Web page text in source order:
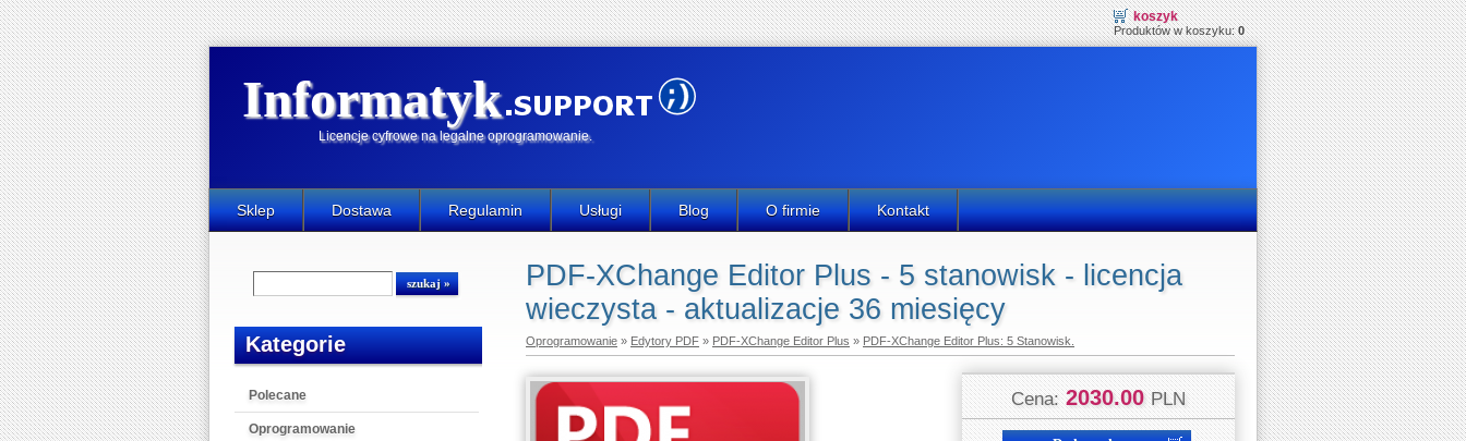
koszyk
Produktów w koszyku:0
Informatyk
Licencje cyfrowe na legalne oprogramowanie.
Sklep Dostawa Regulamin Usługi Blog O firmie Kontakt
Kategorie
Polecane
Oprogramowanie
PDF-XChange Editor Plus - 5 stanowisk - licencja
wieczysta - aktualizacje 36 miesięcy
Oprogramowanie » Edytory PDF » PDF-XChange Editor Plus » PDF-XChange Editor Plus: 5 Stanowisk.
Cena: 2030.00 PLN